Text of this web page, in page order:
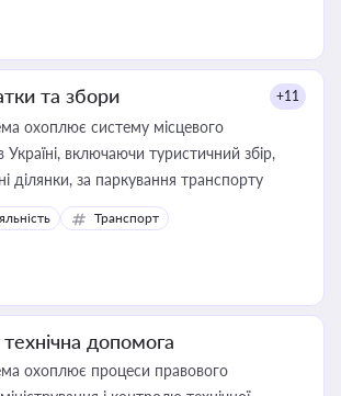
та збори +11
охоплює систему місцевого
включаючи туристичний збір,
плату за земельні ділянки, за паркування транспорту
Транспорт
допомога
охоплює процеси правового